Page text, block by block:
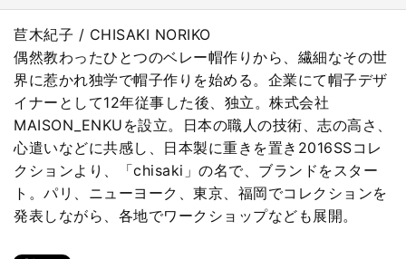
苣木紀子 / CHISAKI NORIKO
偶然教わったひとつのベレー帽作りから、繊細なその世
界に惹かれ独学で帽子作りを始める。企業にて帽子デザ
イナーとして12年従事した後、独立。株式会社
MAISON_ENKUを設立。日本の職人の技術、志の高さ、
心遣いなどに共感し、日本製に重きを置き2016SSコレ
クションより、「chisaki」の名で、ブランドをスター
ト。パリ、ニューヨーク、東京、福岡でコレクションを
発表しながら、各地でワークショップなども展開。